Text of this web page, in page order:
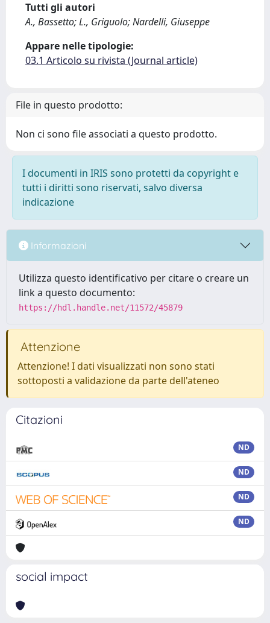
Tutti gli autori
A., Bassetto; L., Griguolo; Nardelli, Giuseppe
Appare nelle tipologie:
03.1 Articolo su rivista (Journal article)
File in questo prodotto:
Non ci sono file associati a questo prodotto.
I documenti in IRIS sono protetti da copyright e
tutti i diritti sono riservati, salvo diversa
indicazione
Informazioni
Utilizza questo identificativo per citare o creare un
link a questo documento:
https://hdl.handle.net/11572/45879
Attenzione
Attenzione! I dati visualizzati non sono stati
sottoposti a validazione da parte dell'ateneo
Citazioni
ND
ND
ND
ND
social impact